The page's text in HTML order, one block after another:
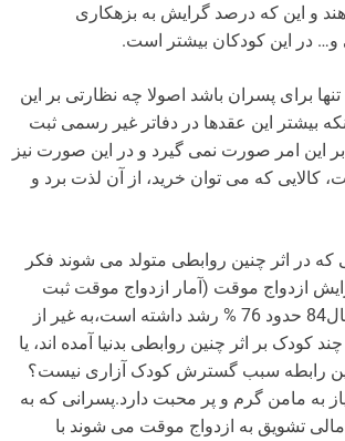
و این که درصد گرایش به بزهکاری
در این کودکان بیشتر است.
برای پسران باشد اصولا چه نظارتی بر این
بیشتر این عقدها در دفاتر غیر رسمی ثبت
این امر صورت نمی گیرد و در این صورت نیز
کالایی که می توان خرید، از آن لذت برد و
که در اثر چنین روابطی متولد می شوند فکر
ازدواج موقت (آمار ازدواج موقت ثبت
شده در کشور در سال84 حدود 76 % رشد داشته است،به غیر از
کودک بر اثر چنین روابطی بدنیا آمده اند، یا
رابطه سبب گسترش کودک آزاری نیست؟
به مامن گرم و پر محبت دارد.پسرانی که به
تشویق به ازدواج موقت می شوند با